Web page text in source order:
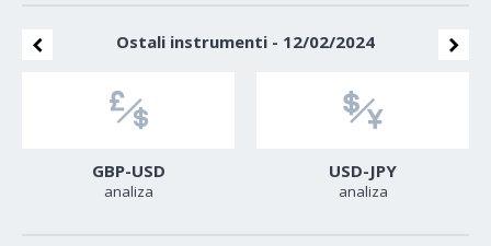
Ostali instrumenti - 12/02/2024
GBP-USD
analiza
USD-JPY
analiza